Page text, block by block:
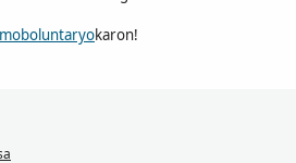
moboluntaryokaron!